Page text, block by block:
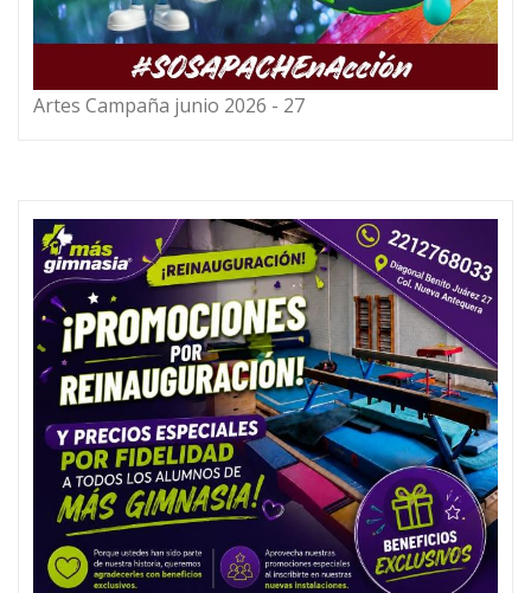
Artes Campaña junio 2026 - 27